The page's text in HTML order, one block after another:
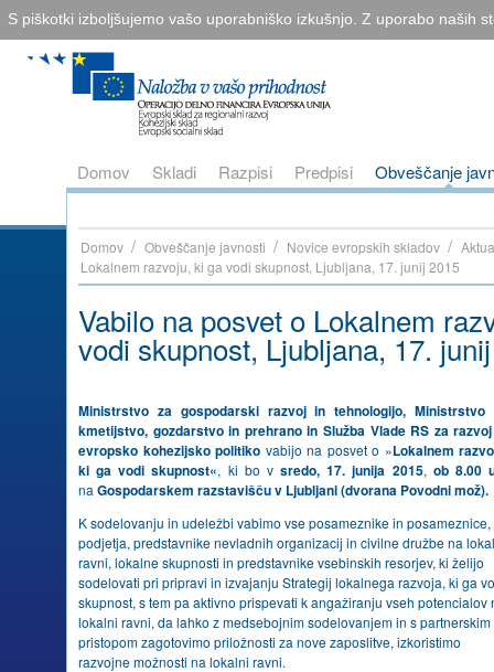
S piškotki izboljšujemo vašo uporabniško izkušnjo. Z uporabo naših
Domov Skladi Razpisi Predpisi Obveščanje
Domov / Obveščanje javnosti / Novice evropskih skladov /
Lokalnem razvoju, ki ga vodi skupnost, Ljubljana, 17. junij 2015
Vabilo na posvet o Lokalnem
vodi skupnost, Ljubljana, 17.
Ministrstvo za gospodarski razvoj in tehnologijo, Ministrstvo
kmetijstvo, gozdarstvo in prehrano in Služba Vlade RS za
evropsko kohezijsko politiko vabijo na posvet o »Lokalnem
ki ga vodi skupnost«, ki bo vsredo, 17. junija 2015, ob 8.00
na Gospodarskem razstavišču v Ljubljani(dvorana Povodni mož).
K sodelovanju in udeležbi vabimo vse posameznike in posameznice,
podjetja, predstavnike nevladnih organizacij in civilne družbe na
ravni, lokalne skupnosti in predstavnike vsebinskih resorjev, ki želijo
sodelovati pri pripravi in izvajanju Strategij lokalnega razvoja, ki ga
skupnost, s tem pa aktivno prispevati k angažiranju vseh potencialov
lokalni ravni, da lahko z medsebojnim sodelovanjem in s partnerskim
pristopom zagotovimo priložnosti za nove zaposlitve, izkoristimo
razvojne možnosti na lokalni ravni.